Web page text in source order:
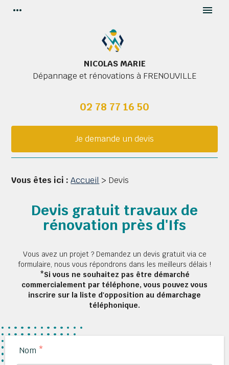
more_horiz menu
NICOLAS MARIE
Dépannage et rénovations à FRENOUVILLE
02 78 77 16 50
Je demande un devis
Vous êtes ici : Accueil > Devis
Devis gratuit travaux de
rénovation près d'Ifs
Vous avez un projet ? Demandez un devis gratuit via ce
formulaire, nous vous répondrons dans les meilleurs délais !
*Si vous ne souhaitez pas être démarché
commercialement par téléphone, vous pouvez vous
inscrire sur la liste d'opposition au démarchage
téléphonique.
Nom *